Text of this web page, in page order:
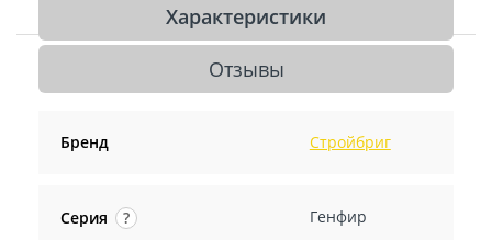
Характеристики
Отзывы
Бренд Стройбриг
Серия ? Генфир